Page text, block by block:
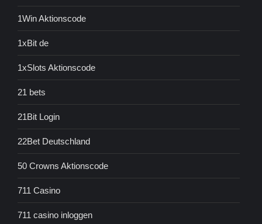
1Win Aktionscode
1xBit de
1xSlots Aktionscode
21 bets
21Bit Login
22Bet Deutschland
50 Crowns Aktionscode
711 Casino
711 casino inloggen